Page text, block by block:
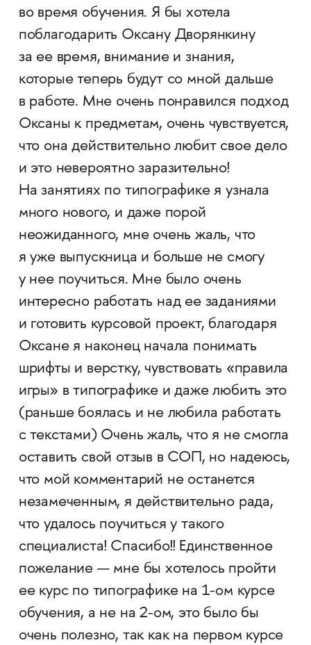
во время обучения. Я бы хотела
поблагодарить Оксану Дворянкину
за ее время, внимание и знания,
которые теперь будут со мной дальше
в работе. Мне очень понравился подход
Оксаны к предметам, очень чувствуется,
что она действительно любит свое дело
и это невероятно заразительно!
На занятиях по типографике я узнала
много нового, и даже порой
неожиданного, мне очень жаль, что
я уже выпускница и больше не смогу
у нее поучиться. Мне было очень
интересно работать над ее заданиями
и готовить курсовой проект, благодаря
Оксане я наконец начала понимать
шрифты и верстку, чувствовать «правила
игры» в типографике и даже любить это
(раньше боялась и не любила работать
с текстами) Очень жаль, что я не смогла
оставить свой отзыв в СОП, но надеюсь,
что мой комментарий не останется
незамеченным, я действительно рада,
что удалось поучиться у такого
специалиста! Спасибо!! Единственное
пожелание — мне бы хотелось пройти
ее курс по типографике на 1-ом курсе
обучения, а не на 2-ом, это было бы
очень полезно, так как на первом курсе